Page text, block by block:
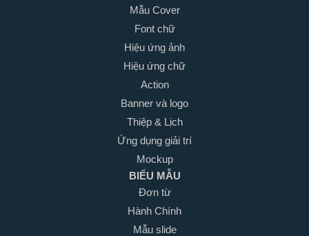
Mẫu Cover
Font chữ
Hiệu ứng ảnh
Hiệu ứng chữ
Action
Banner và logo
Thiệp & Lịch
Ứng dụng giải trí
Mockup
BIỂU MẪU
Đơn từ
Hành Chính
Mẫu slide